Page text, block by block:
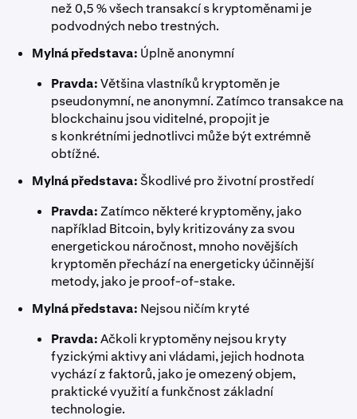
než 0,5 % všech transakcí s kryptoměnami je
podvodných nebo trestných.
Mylná představa: Úplně anonymní
Pravda:Většina vlastníků kryptoměn je
pseudonymní, ne anonymní. Zatímco transakce na
blockchainu jsou viditelné, propojit je
s konkrétními jednotlivci může být extrémně
obtížné.
Mylná představa:Škodlivé pro životní prostředí
Pravda:Zatímco některé kryptoměny, jako
například Bitcoin, byly kritizovány za svou
energetickou náročnost, mnoho novějších
kryptoměn přechází na energeticky účinnější
metody, jako je proof-of-stake.
Mylná představa: Nejsou ničím kryté
Pravda:Ačkoli kryptoměny nejsou kryty
fyzickými aktivy ani vládami, jejich hodnota
vychází z faktorů, jako je omezený objem,
praktické využití a funkčnost základní
technologie.